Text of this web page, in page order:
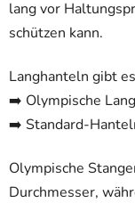
lang vor
schützen kann.
Langhanteln gibt
➡️ Olympische
➡️ Standard-
Olympische
Durchmesser,